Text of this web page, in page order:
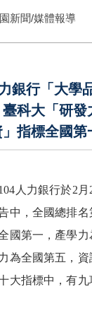
新聞/媒體報導
銀行「大學
科大「研發
指標全國第
人力銀行於2 月
中，全國總排
國第一，產學
為全國第五，資
大指標中，有九